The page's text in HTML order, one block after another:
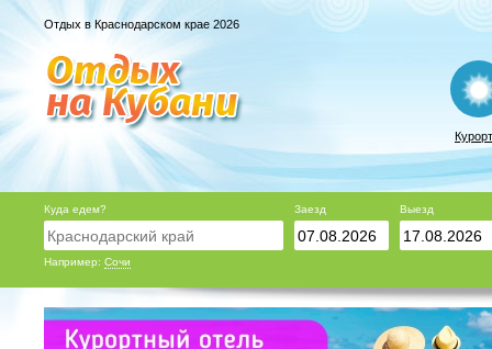
Отдых в Краснодарском крае 2026
Куда едем?
Например: Сочи
Заезд Выезд